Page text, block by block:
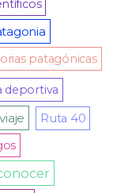
patagónicas
deportiva
Ruta 40